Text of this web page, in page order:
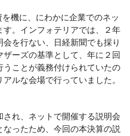
機に、にわかに企業でのネッ
す。インフォテリアでは、２年
を行ない、日経新聞でも採り
ザーズの基準として、年に２回
ことが義務付けられていたの
ルな会場で行っていました。
れ、ネットで開催する説明会
ったため、今回の本決算の説